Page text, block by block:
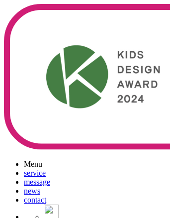
Menu
service
message
news
contact